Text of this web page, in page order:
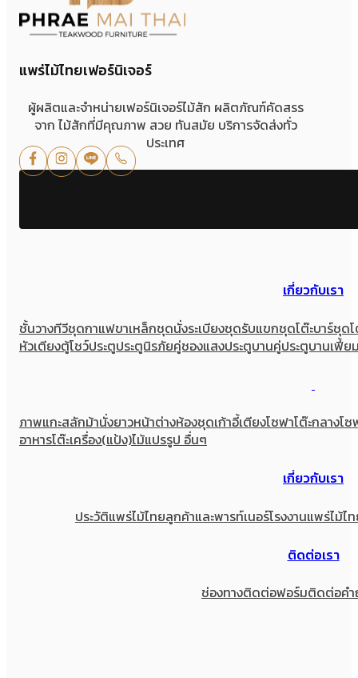
แพร่ไม้ไทยเฟอร์นิเจอร์
ผู้ผลิตและจำหน่ายเฟอร์นิเจอร์ไม้สัก ผลิตภัณฑ์คัดสรร
จาก ไม้สักที่มีคุณภาพ สวย ทันสมัย บริการจัดส่งทั่ว
ประเทศ
เกี่ยวกับเรา
ชั้นวางทีวีชุดกาแฟขาเหล็กชุดนั่งระเบียงชุดรับแขกชุดโต๊ะบาร์ชุดโ
หัวเตียงตู้โชว์ประตูประตูนิรภัยคู่ชองแสงประตูบานคู่ประตูบานเฟี้ย
ภาพแกะสลักม้านั่งยาวหน้าต่างห้องชุดเก้าอี้เตียงโซฟาโต๊ะกลางโซ
อาหารโต๊ะเครื่อง(แป้ง)ไม้แปรรูป อื่นๆ
เกี่ยวกับเรา
ประวัติแพร่ไม้ไทยลูกค้าและพารท์เนอร์โรงงานแพร่ไม้ไ
ติดต่อเรา
ช่องทางติดต่อฟอร์มติดต่อค